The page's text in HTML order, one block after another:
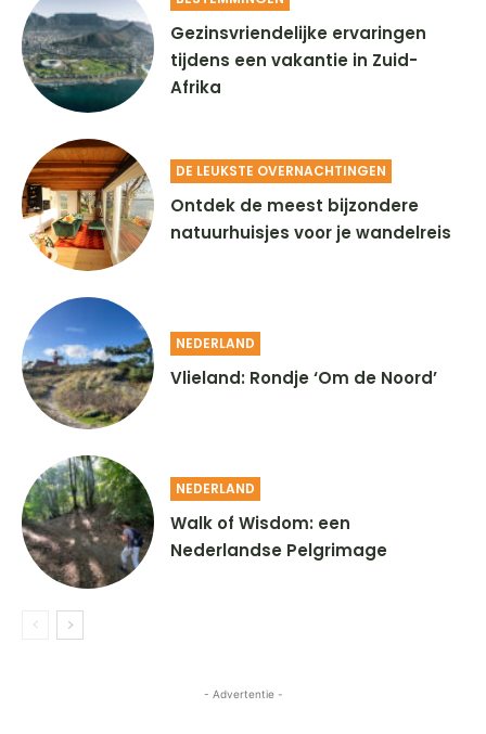
Gezinsvriendelijke ervaringen
tijdens een vakantie in Zuid-
Afrika
DE LEUKSTE OVERNACHTINGEN
Ontdek de meest bijzondere
natuurhuisjes voor je wandelreis
NEDERLAND
Vlieland: Rondje ‘Om de Noord’
NEDERLAND
Walk of Wisdom: een
Nederlandse Pelgrimage
- Advertentie -